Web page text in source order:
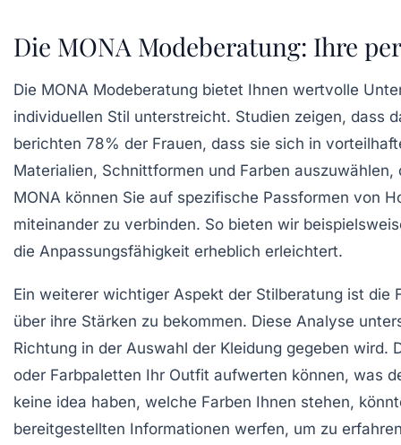
Die MONA Modeberatung: Ihre
Die MONA Modeberatung bietet Ihnen wertvolle
individuellen Stil unterstreicht. Studien zeigen, dass
berichten 78% der Frauen, dass sie sich in
Materialien, Schnittformen und Farben auszuwählen,
MONA können Sie auf spezifische Passformen von
miteinander zu verbinden. So bieten wir
die Anpassungsfähigkeit erheblich erleichtert.
Ein weiterer wichtiger Aspekt der Stilberatung ist die
über ihre Stärken zu bekommen. Diese Analyse
Richtung in der Auswahl der Kleidung gegeben
oder Farbpaletten Ihr Outfit aufwerten können, was
keine idea haben, welche Farben Ihnen stehen,
bereitgestellten Informationen werfen, um zu